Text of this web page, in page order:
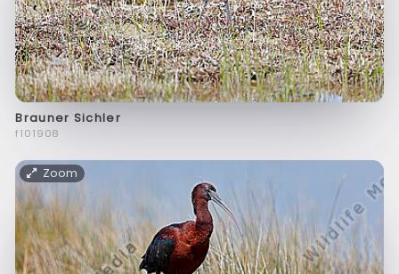
Brauner Sichler
f101908
Zoom